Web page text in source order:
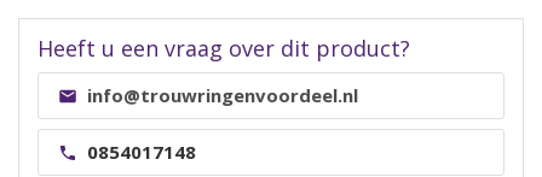
Heeft u een vraag over dit product?
info@trouwringenvoordeel.nl
0854017148